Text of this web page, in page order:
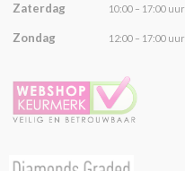
Zaterdag 10:00 – 17:00 uur
Zondag 12:00 – 17:00 uur